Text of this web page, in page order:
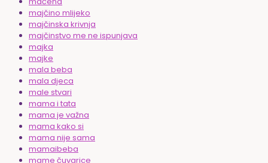
majčino mlijeko
majčinska krivnja
majčinstvo me ne ispunjava
majka
majke
mala beba
mala djeca
male stvari
mama i tata
mama je važna
mama kako si
mama nije sama
mamaibeba
mame čuvarice